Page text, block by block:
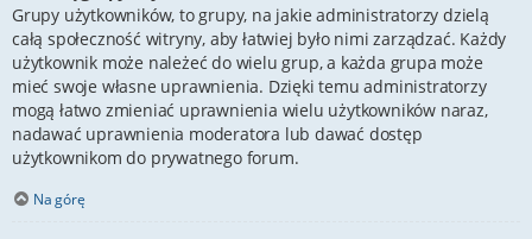
Grupy użytkowników, to grupy, na jakie administratorzy dzielą
całą społeczność witryny, aby łatwiej było nimi zarządzać. Każdy
użytkownik może należeć do wielu grup, a każda grupa może
mieć swoje własne uprawnienia. Dzięki temu administratorzy
mogą łatwo zmieniać uprawnienia wielu użytkowników naraz,
nadawać uprawnienia moderatora lub dawać dostęp
użytkownikom do prywatnego forum.
Na górę